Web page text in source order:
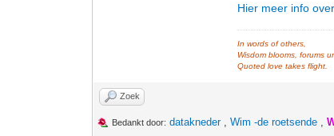
Hier meer info
In words of others,
Wisdom blooms, forums
Quoted love takes flight.
Zoek
Bedankt door: datakneder,Wim -de roetsende ,